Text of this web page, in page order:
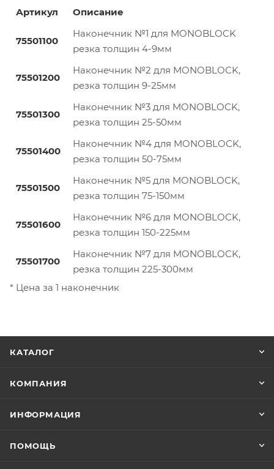
Артикул
Описание
75501100
Наконечник №1 для MONOBLOCK
резка толщин 4-9мм
75501200
Наконечник №2 для MONOBLOCK,
резка толщин 9-25мм
75501300
Наконечник №3 для MONOBLOCK,
резка толщин 25-50мм
75501400
Наконечник №4 для MONOBLOCK,
резка толщин 50-75мм
75501500
Наконечник №5 для MONOBLOCK,
резка толщин 75-150мм
75501600
Наконечник №6 для MONOBLOCK,
резка толщин 150-225мм
75501700
Наконечник №7 для MONOBLOCK,
резка толщин 225-300мм
* Цена за 1 наконечник
КАТАЛОГ
КОМПАНИЯ
ИНФОРМАЦИЯ
ПОМОЩЬ